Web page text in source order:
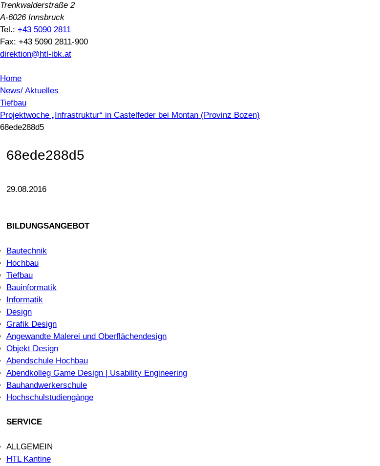
Trenkwalderstraße 2
A-6026 Innsbruck
Tel.: +43 5090 2811
Fax: +43 5090 2811-900
direktion@htl-ibk.at
Home
News/ Aktuelles
Tiefbau
Projektwoche „Infrastruktur“ in Castelfeder bei Montan (Provinz Bozen)
68ede288d5
68ede288d5
29.08.2016
BILDUNGSANGEBOT
Bautechnik
Hochbau
Tiefbau
Bauinformatik
Informatik
Design
Grafik Design
Angewandte Malerei und Oberflächendesign
Objekt Design
Abendschule Hochbau
Abendkolleg Game Design | Usability Engineering
Bauhandwerkerschule
Hochschulstudiengänge
SERVICE
ALLGEMEIN
HTL Kantine